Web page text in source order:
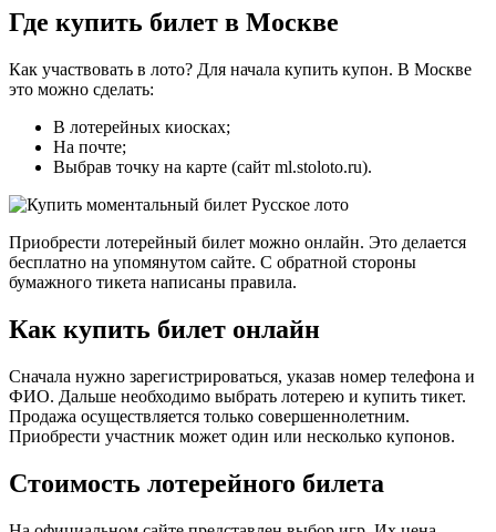
Где купить билет в Москве
Как участвовать в лото? Для начала купить купон. В Москве
это можно сделать:
В лотерейных киосках;
На почте;
Выбрав точку на карте (сайт ml.stoloto.ru).
Приобрести лотерейный билет можно онлайн. Это делается
бесплатно на упомянутом сайте. С обратной стороны
бумажного тикета написаны правила.
Как купить билет онлайн
Сначала нужно зарегистрироваться, указав номер телефона и
ФИО. Дальше необходимо выбрать лотерею и купить тикет.
Продажа осуществляется только совершеннолетним.
Приобрести участник может один или несколько купонов.
Стоимость лотерейного билета